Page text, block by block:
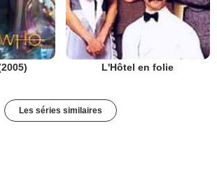
L'Hôtel en folie
Les séries similaires